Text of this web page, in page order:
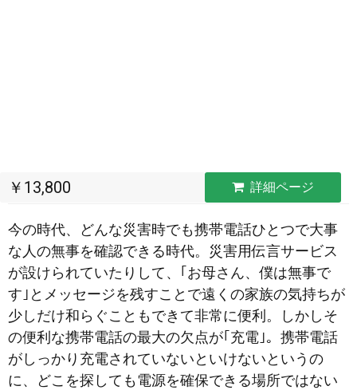
￥13,800 詳細ページ
今の時代、どんな災害時でも携帯電話ひとつで大事
な人の無事を確認できる時代。災害用伝言サービス
が設けられていたりして、｢お母さん、僕は無事で
す｣とメッセージを残すことで遠くの家族の気持ちが
少しだけ和らぐこともできて非常に便利。しかしそ
の便利な携帯電話の最大の欠点が｢充電｣。携帯電話
がしっかり充電されていないといけないというの
に、どこを探しても電源を確保できる場所ではない